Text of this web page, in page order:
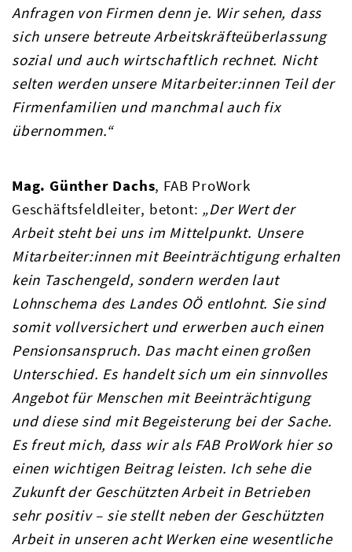
Anfragen von Firmen denn je. Wir sehen, dass
sich unsere betreute Arbeitskräfteüberlassung
sozial und auch wirtschaftlich rechnet. Nicht
selten werden unsere Mitarbeiter:innen Teil der
Firmenfamilien und manchmal auch fix
übernommen.“
Mag. Günther Dachs, FAB ProWork
Geschäftsfeldleiter, betont: „Der Wert der
Arbeit steht bei uns im Mittelpunkt. Unsere
Mitarbeiter:innen mit Beeinträchtigung erhalten
kein Taschengeld, sondern werden laut
Lohnschema des Landes OÖ entlohnt. Sie sind
somit vollversichert und erwerben auch einen
Pensionsanspruch. Das macht einen großen
Unterschied. Es handelt sich um ein sinnvolles
Angebot für Menschen mit Beeinträchtigung
und diese sind mit Begeisterung bei der Sache.
Es freut mich, dass wir als FAB ProWork hier so
einen wichtigen Beitrag leisten. Ich sehe die
Zukunft der Geschützten Arbeit in Betrieben
sehr positiv – sie stellt neben der Geschützten
Arbeit in unseren acht Werken eine wesentliche